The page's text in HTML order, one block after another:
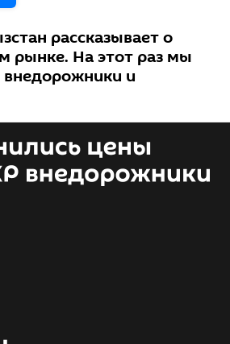
рассказывает о
рынке. На этот раз мы
и